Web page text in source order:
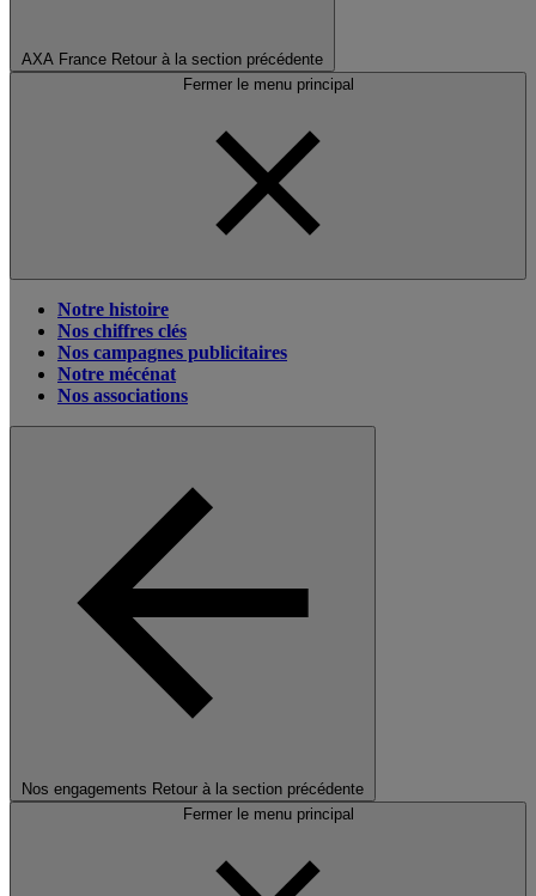
AXA France Retour à la section précédente
Fermer le menu principal
Notre histoire
Nos chiffres clés
Nos campagnes publicitaires
Notre mécénat
Nos associations
Nos engagements Retour à la section précédente
Fermer le menu principal